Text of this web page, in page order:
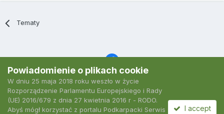
Tematy
Język Polityka prywatności Kontakt
2007-2026 Podkarpacki Serwis Wędkarski
Powiadomienie o plikach cookie
W dniu 25 maja 2018 roku weszło w życie
Rozporządzenie Parlamentu Europejskiego i Rady
(UE) 2016/679 z dnia 27 kwietnia 2016 r - RODO.
Abyś mógł korzystać z portalu Podkarpacki Serwis
I accept